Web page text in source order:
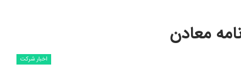
معادن
اخبار شرکت